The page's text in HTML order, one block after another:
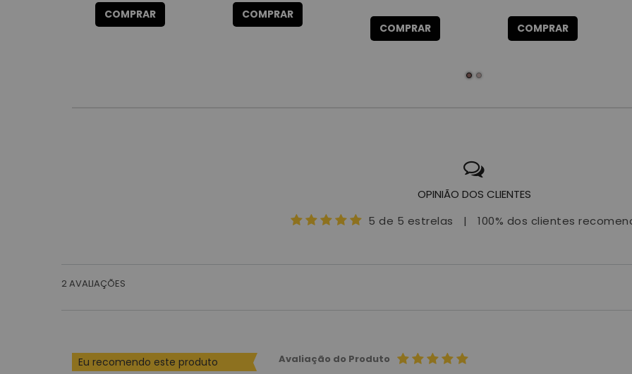
COMPRAR COMPRAR
COMPRAR COMPRAR
OPINIÃO DOS CLIENTES
5 de 5 estrelas
| 100% dos clientes
2AVALIAÇÕES
Eu recomendo este produto
Avaliação do Produto